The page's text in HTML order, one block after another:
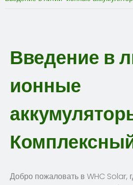
Введение в
ионные
Добро пожаловать в WHC Solar,